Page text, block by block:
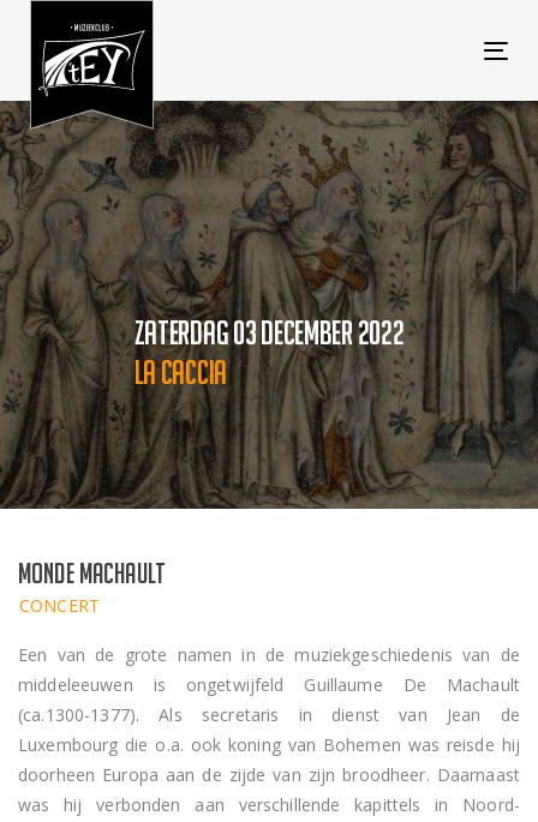
ZATERDAG 03 DECEMBER 2022
LA CACCIA
Monde Machault
CONCERT
Een van de grote namen in de muziekgeschiedenis van de
middeleeuwen is ongetwijfeld Guillaume De Machault
(ca.1300-1377). Als secretaris in dienst van Jean de
Luxembourg die o.a. ook koning van Bohemen was reisde hij
doorheen Europa aan de zijde van zijn broodheer. Daarnaast
was hij verbonden aan verschillende kapittels in Noord-